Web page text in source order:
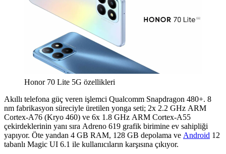
Honor 70 Lite 5G özellikleri
Akıllı telefona güç veren işlemci Qualcomm Snapdragon 480+. 8
nm fabrikasyon süreciyle üretilen yonga seti; 2x 2.2 GHz ARM
Cortex-A76 (Kryo 460) ve 6x 1.8 GHz ARM Cortex-A55
çekirdeklerinin yanı sıra Adreno 619 grafik birimine ev sahipliği
yapıyor. Öte yandan 4 GB RAM, 128 GB depolama ve Android 12
tabanlı Magic UI 6.1 ile kullanıcıların karşısına çıkıyor.